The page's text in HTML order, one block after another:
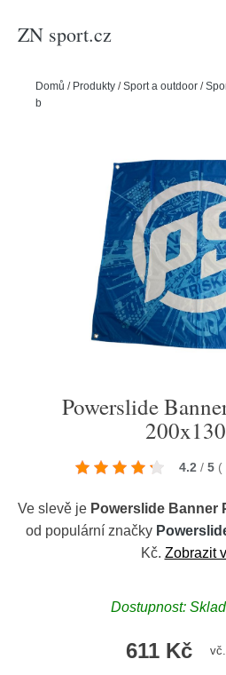
ZN sport.cz
Domů / Produkty /Sport a outdoor /
bruslení
Powerslide
4.2 / 5 (
Ve slevě je Powerslide Banner
od populární značky
Kč. Zobrazit
Dostupnost:
611 Kč